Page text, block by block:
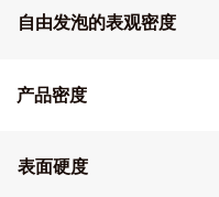
自由发泡的表观密度
产品密度
表面硬度